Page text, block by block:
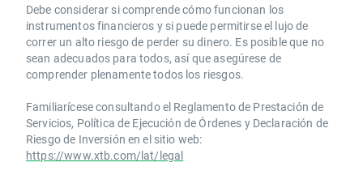
Debe considerar si comprende cómo funcionan los
instrumentos financieros y si puede permitirse el lujo de
correr un alto riesgo de perder su dinero. Es posible que no
sean adecuados para todos, así que asegúrese de
comprender plenamente todos los riesgos.
Familiarícese consultando el Reglamento de Prestación de
Servicios, Política de Ejecución de Órdenes y Declaración de
Riesgo de Inversión en el sitio web:
https://www.xtb.com/lat/legal